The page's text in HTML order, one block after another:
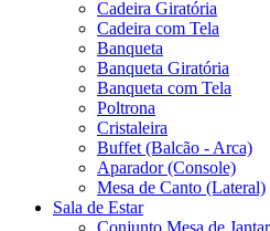
Cadeira Giratória
Cadeira com Tela
Banqueta
Banqueta Giratória
Banqueta com Tela
Poltrona
Cristaleira
Buffet (Balcão - Arca)
Aparador (Console)
Mesa de Canto (Lateral)
Sala de Estar
Conjunto Mesa de Jantar